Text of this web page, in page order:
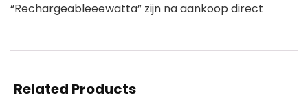
“Rechargeableeewatta” zijn na aankoop direct
Related Products